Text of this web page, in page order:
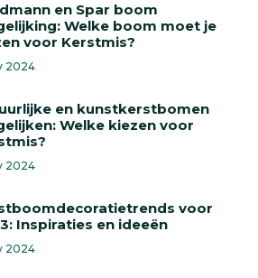
en Spar boom
Welke boom moet je
voor Kerstmis?
2024
en kunstkerstbomen
Welke kiezen voor
2024
voor
Inspiraties en ideeën
2024